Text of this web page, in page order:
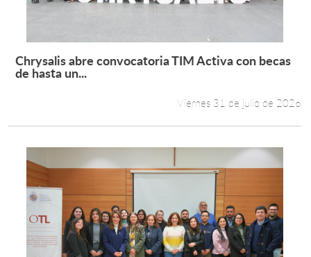
Formación Continua
Funcionarios
Alumni
English
Leer más +
Chrysalis abre convocatoria TIM Activa con becas
de hasta un...
Viernes 31 de julio de 2026